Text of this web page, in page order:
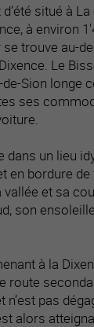
situé à
à environ
trouve au-
Le
Sion longe
ses
dans un lieu
en bordure
et sa
son
à la
route
n’est pas
alors